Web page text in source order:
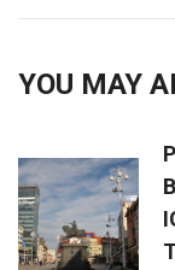
YOU MAY